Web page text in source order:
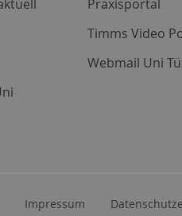
Praxisportal
Timms Video
Webmail Uni
Impressum